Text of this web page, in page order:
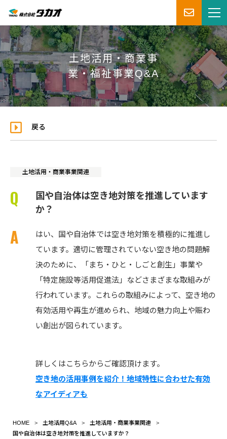
土地活用・商業事
業・福祉事業Q&A
戻る
土地活用・商業事業関連
国や自治体は空き地対策を推進しています
か？
はい、国や自治体では空き地対策を積極的に推進し
ています。適切に管理されていない空き地の問題解
決のために、「まち・ひと・しごと創生」事業や
「特定施設等活用促進法」などさまざまな取組みが
行われています。これらの取組みによって、空き地の
有効活用や再生が進められ、地域の魅力向上や賑わ
い創出が図られています。
詳しくはこちらからご確認頂けます。
空き地の活用事例を紹介！地域特性に合わせた有効
なアイディアも
HOME 土地活用Q&A
土地活用・商業事業関連
国や自治体は空き地対策を推進していますか？